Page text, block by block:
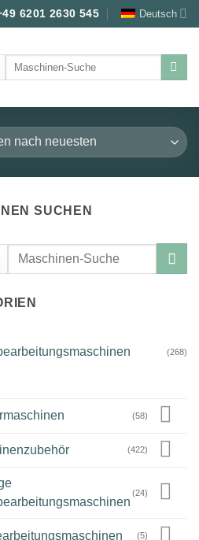
6201 2630 545 Deutsch
Suche
SUCHEN
Suche
(268)
(58)
(422)
(24)
(5)